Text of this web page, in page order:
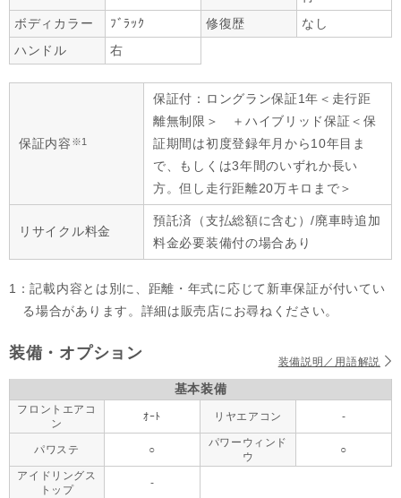
ボディカラー
ﾌﾞﾗｯｸ 修復歴
なし
ハンドル
右
保証内容 ※1
保証付：ロングラン保証1年＜走行距
離無制限＞ ＋ハイブリッド保証＜保
証期間は初度登録年月から10年目ま
で、もしくは3年間のいずれか長い
方。但し走行距離20万キロまで＞
リサイクル料金
預託済（支払総額に含む）/廃車時追加
料金必要装備付の場合あり
1：記載内容とは別に、距離・年式に応じて新車保証が付いてい
る場合があります。詳細は販売店にお尋ねください。
装備・オプション 装備説明／用語解説
基本装備
フロントエアコ
ン
ｵｰﾄ リヤエアコン -
パワステ ○
パワーウィンド
ウ
○
アイドリングス
トップ
-